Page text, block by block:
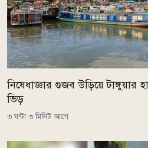
নিষেধাজ্ঞার গুজব উড়িয়ে টাঙ্গুয়ার
ভিড়
৩ ঘন্টা ৩ মিনিট আগে